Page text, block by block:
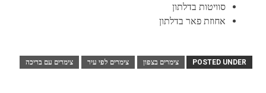
סוויטות בדלתון
אחוזת פאר בדלתון
POSTED UNDER צימרים בצפון צימרים לפי עיר צימרים עם בריכה